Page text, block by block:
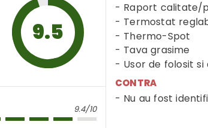
9.5
9.4/10
Raport calitate/
Termostat
Thermo-Spot
Tava grasime
Usor de folosit
CONTRA
Nu au fost